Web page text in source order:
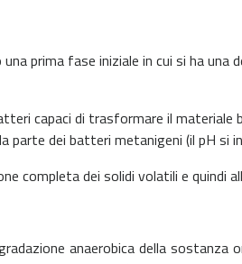
prima fase iniziale in cui si ha
capaci di trasformare il materiale
parte dei batteri metanigeni (il pH si
completa dei solidi volatili e quindi
anaerobica della sostanza